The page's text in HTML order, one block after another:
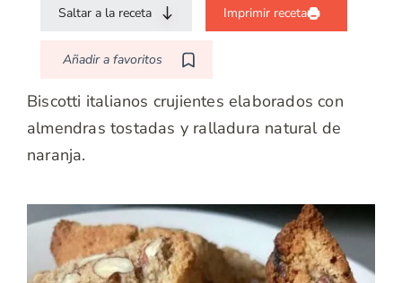
Saltar a la receta Imprimir receta
Añadir a favoritos
Biscotti italianos crujientes elaborados con
almendras tostadas y ralladura natural de
naranja.